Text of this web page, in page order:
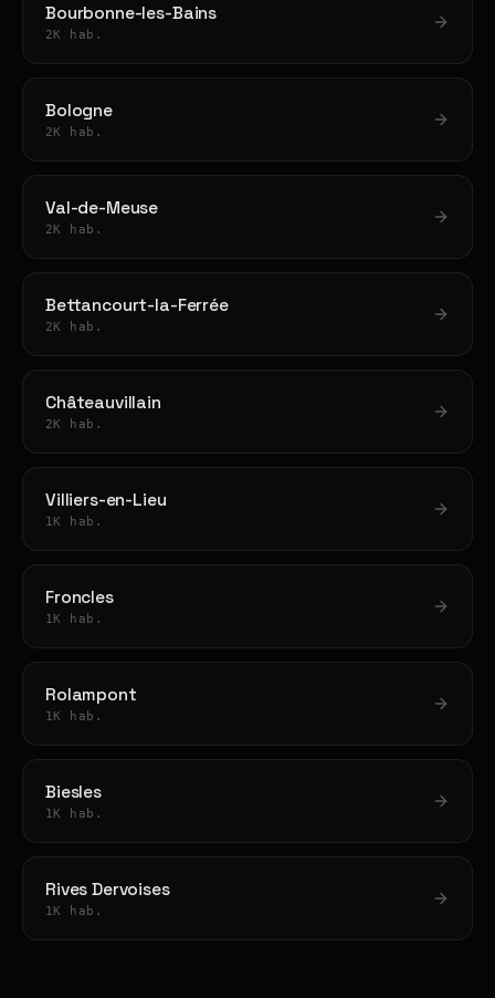
Bourbonne-les-Bains
2K hab.
Bologne
2K hab.
Val-de-Meuse
2K hab.
Bettancourt-la-Ferrée
2K hab.
Châteauvillain
2K hab.
Villiers-en-Lieu
1K hab.
Froncles
1K hab.
Rolampont
1K hab.
Biesles
1K hab.
Rives Dervoises
1K hab.